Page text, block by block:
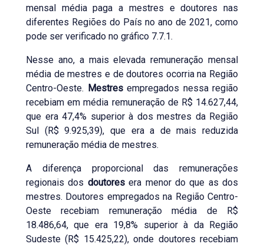
mensal média paga a mestres e doutores nas
diferentes Regiões do País no ano de 2021, como
pode ser verificado no gráfico 7.7.1.
Nesse ano, a mais elevada remuneração mensal
média de mestres e de doutores ocorria na Região
Centro-Oeste. Mestresempregados nessa região
recebiam em média remuneração de R$ 14.627,44,
que era 47,4% superior à dos mestres da Região
Sul (R$ 9.925,39), que era a de mais reduzida
remuneração média de mestres.
A diferença proporcional das remunerações
regionais dos doutoresera menor do que as dos
mestres. Doutores empregados na Região Centro-
Oeste recebiam remuneração média de R$
18.486,64, que era 19,8% superior à da Região
Sudeste (R$ 15.425,22), onde doutores recebiam